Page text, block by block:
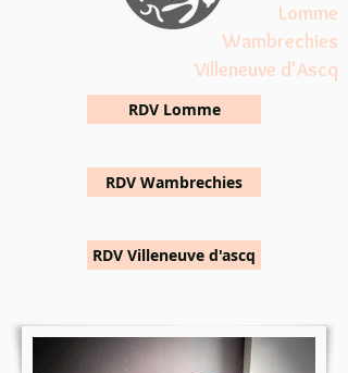
Lomme
Wambrechies
Villeneuve d'Ascq
RDV Lomme
RDV Wambrechies
RDV Villeneuve d'ascq